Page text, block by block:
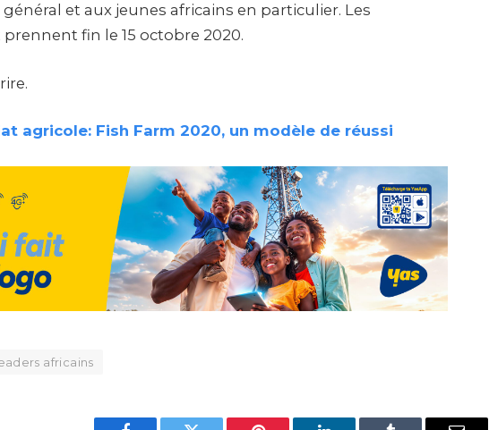
et aux jeunes africains en particulier. Les
fin le 15 octobre 2020.
agricole: Fish Farm 2020, un modèle de réussi
africains